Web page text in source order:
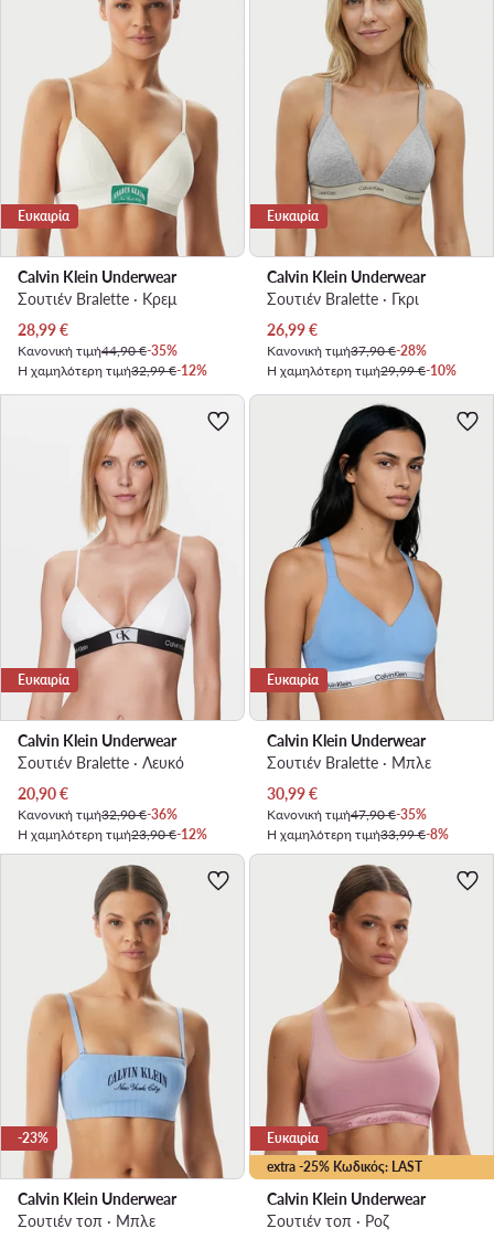
Ευκαιρία
Calvin Klein Underwear
Σουτιέν Bralette · Κρεμ
Τρέχουσα τιμή
28,99€
Κανονική τιμή44,90 €-35%
Η χαμηλότερη τιμή32,99 €-12%
Ευκαιρία
Calvin Klein Underwear
Σουτιέν Bralette · Γκρι
Τρέχουσα τιμή
26,99€
Κανονική τιμή37,90 €-28%
Η χαμηλότερη τιμή29,99 €-10%
Ευκαιρία
Calvin Klein Underwear
Σουτιέν Bralette · Λευκό
Τρέχουσα τιμή
20,90€
Κανονική τιμή32,90 €-36%
Η χαμηλότερη τιμή23,90 €-12%
Ευκαιρία
Calvin Klein Underwear
Σουτιέν Bralette · Μπλε
Τρέχουσα τιμή
30,99€
Κανονική τιμή47,90 €-35%
Η χαμηλότερη τιμή33,99 €-8%
-23%
Calvin Klein Underwear
Σουτιέν τοπ · Μπλε
extra -25% Κωδικός: LAST
Ευκαιρία
Calvin Klein Underwear
Σουτιέν τοπ · Ροζ